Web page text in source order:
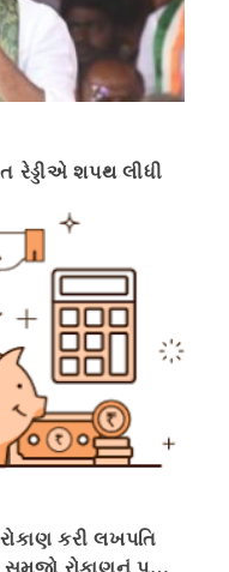
રેડ્ડીએ શપથ લીધી
કરી લખપતિ